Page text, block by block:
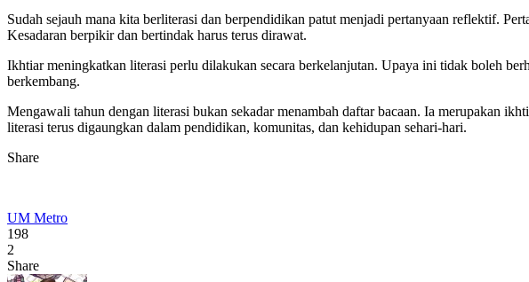
Sudah sejauh mana kita berliterasi dan berpendidikan patut menjadi pertanyaan reflektif.
Kesadaran berpikir dan bertindak harus terus dirawat.
Ikhtiar meningkatkan literasi perlu dilakukan secara berkelanjutan. Upaya ini tidak boleh
berkembang.
Mengawali tahun dengan literasi bukan sekadar menambah daftar bacaan. Ia merupakan
literasi terus digaungkan dalam pendidikan, komunitas, dan kehidupan sehari-hari.
Share
UM Metro
198
2
Share